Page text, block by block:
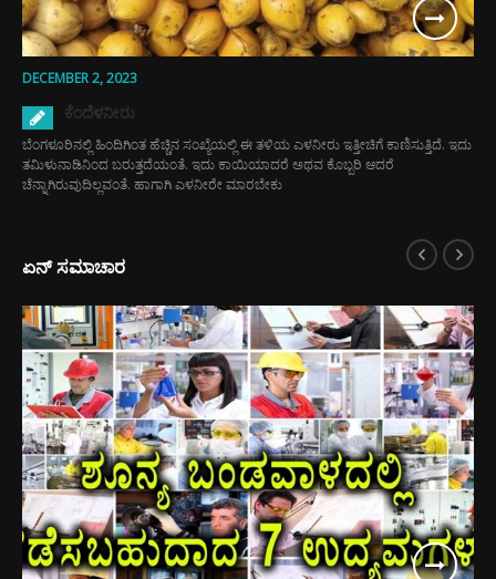
DECEMBER 2, 2023
ಕೆಂದೆಳನೀರು
ಬೆಂಗಳೂರಿನಲ್ಲಿ ಹಿಂದಿಗಿಂತ ಹೆಚ್ಚಿನ ಸಂಖ್ಯೆಯಲ್ಲಿ ಈ ತಳಿಯ ಎಳನೀರು ಇತ್ತೀಚಿಗೆ ಕಾಣಿಸುತ್ತಿದೆ. ಇದು
ತಮಿಳುನಾಡಿನಿಂದ ಬರುತ್ತದೆಯಂತೆ. ಇದು ಕಾಯಿಯಾದರೆ ಅಥವ ಕೊಬ್ಬರಿ ಆದರೆ
ಚೆನ್ನಾಗಿರುವುದಿಲ್ಲವಂತೆ. ಹಾಗಾಗಿ ಎಳನೀರೇ ಮಾರಬೇಕು
ಏನ್ ಸಮಾಚಾರ